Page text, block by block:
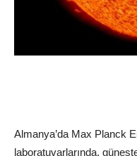
Almanya’da Max Planck
laboratuvarlarında,